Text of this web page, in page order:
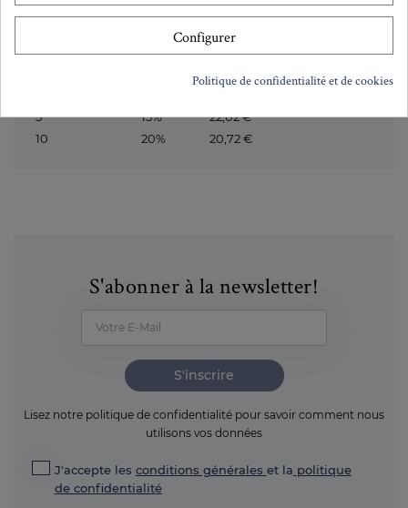
Remises quantitatives
A partir de: Remise
Prix unitaire TTC:
25,90 €
5
15%
22,02 €
10
20% 20,72 €
S'abonner à la newsletter!
S'inscrire
Lisez notre politique de confidentialité pour savoir comment nous
utilisons vos données
J'accepte les conditions générales et la politique
de confidentialité
Configurer
Politique de confidentialité et de cookies